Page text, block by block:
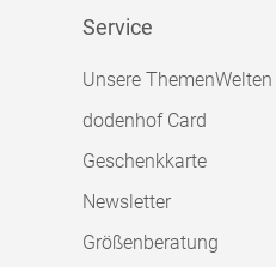
Service
Unsere ThemenWelten
dodenhof Card
Geschenkkarte
Newsletter
Größenberatung